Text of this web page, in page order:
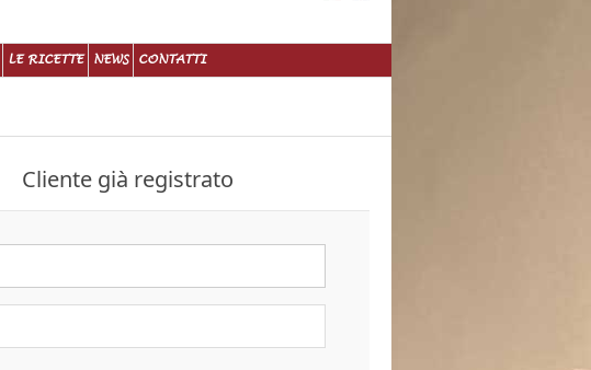
LE RICETTE NEWS CONTATTI
Cliente già registrato